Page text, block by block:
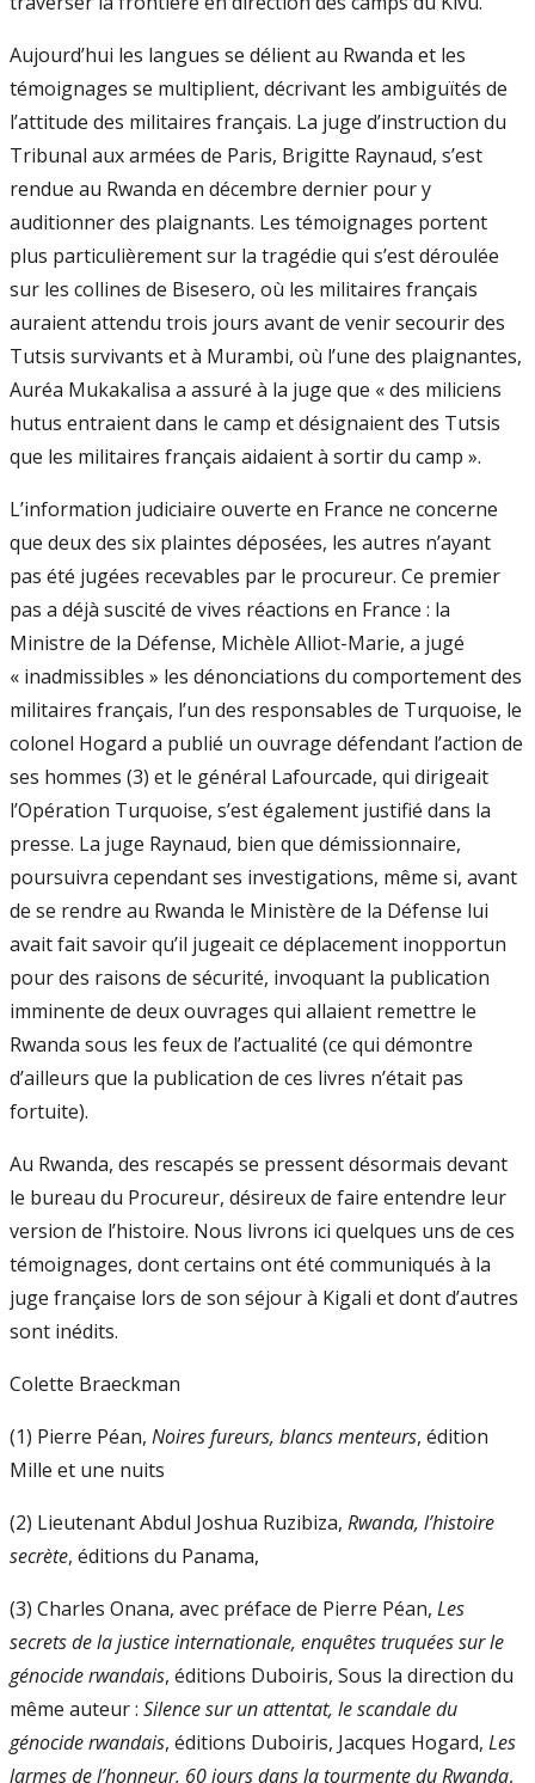
Aujourd’hui les langues se délient au Rwanda et les
témoignages se multiplient, décrivant les ambiguïtés de
l’attitude des militaires français. La juge d’instruction du
Tribunal aux armées de Paris, Brigitte Raynaud, s’est
rendue au Rwanda en décembre dernier pour y
auditionner des plaignants. Les témoignages portent
plus particulièrement sur la tragédie qui s’est déroulée
sur les collines de Bisesero, où les militaires français
auraient attendu trois jours avant de venir secourir des
Tutsis survivants et à Murambi, où l’une des plaignantes,
Auréa Mukakalisa a assuré à la juge que « des miliciens
hutus entraient dans le camp et désignaient des Tutsis
que les militaires français aidaient à sortir du camp ».
L’information judiciaire ouverte en France ne concerne
que deux des six plaintes déposées, les autres n’ayant
pas été jugées recevables par le procureur. Ce premier
pas a déjà suscité de vives réactions en France : la
Ministre de la Défense, Michèle Alliot-Marie, a jugé
« inadmissibles » les dénonciations du comportement des
militaires français, l’un des responsables de Turquoise, le
colonel Hogard a publié un ouvrage défendant l’action de
ses hommes (3) et le général Lafourcade, qui dirigeait
l’Opération Turquoise, s’est également justifié dans la
presse. La juge Raynaud, bien que démissionnaire,
poursuivra cependant ses investigations, même si, avant
de se rendre au Rwanda le Ministère de la Défense lui
avait fait savoir qu’il jugeait ce déplacement inopportun
pour des raisons de sécurité, invoquant la publication
imminente de deux ouvrages qui allaient remettre le
Rwanda sous les feux de l’actualité (ce qui démontre
d’ailleurs que la publication de ces livres n’était pas
fortuite).
Au Rwanda, des rescapés se pressent désormais devant
le bureau du Procureur, désireux de faire entendre leur
version de l’histoire. Nous livrons ici quelques uns de ces
témoignages, dont certains ont été communiqués à la
juge française lors de son séjour à Kigali et dont d’autres
sont inédits.
Colette Braeckman
(1) Pierre Péan, Noires fureurs, blancs menteurs, édition
Mille et une nuits
(2) Lieutenant Abdul Joshua Ruzibiza, Rwanda, l’histoire
secrète, éditions du Panama,
(3) Charles Onana, avec préface de Pierre Péan, Les
secrets de la justice internationale, enquêtes truquées sur le
génocide rwandais, éditions Duboiris, Sous la direction du
même auteur : Silence sur un attentat, le scandale du
génocide rwandais, éditions Duboiris, Jacques Hogard, Les
larmes de l’honneur, 60 jours dans la tourmente du Rwanda,